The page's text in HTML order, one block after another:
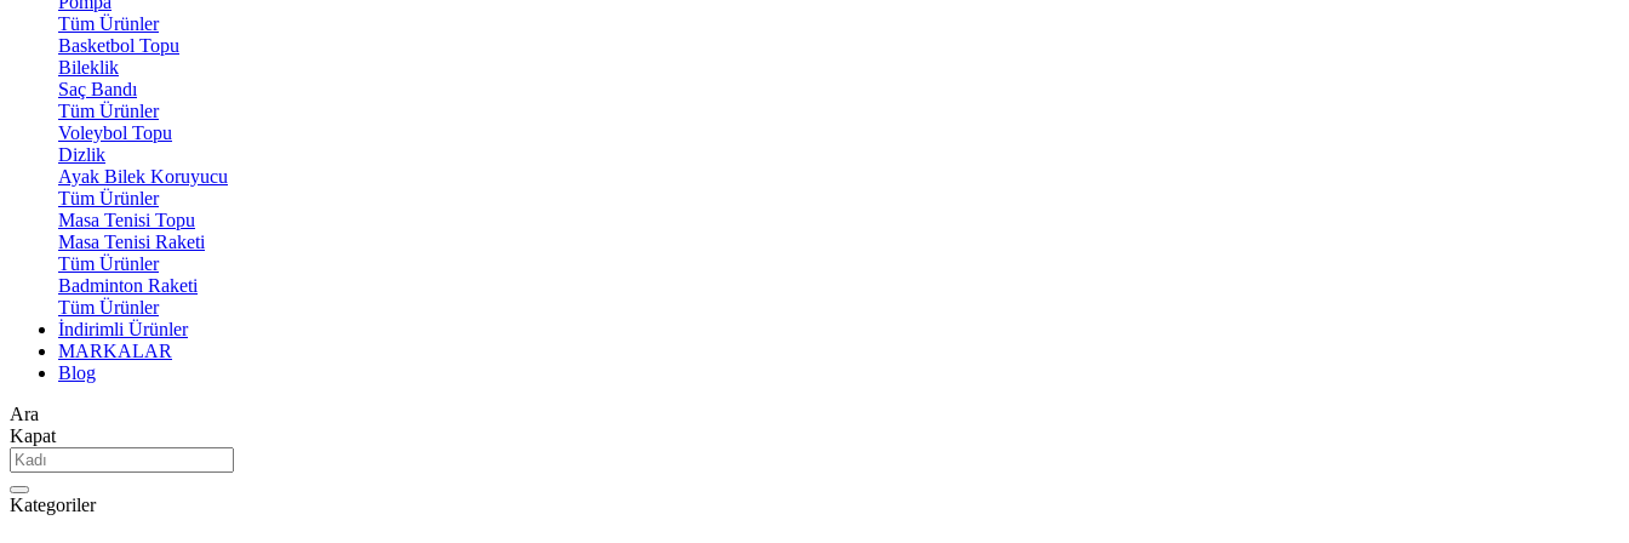
Tüm Ürünler
Basketbol Topu
Bileklik
Saç Bandı
Tüm Ürünler
Voleybol Topu
Dizlik
Ayak Bilek Koruyucu
Tüm Ürünler
Masa Tenisi Topu
Masa Tenisi Raketi
Tüm Ürünler
Badminton Raketi
Tüm Ürünler
İndirimli Ürünler
MARKALAR
Blog
Ara
Kapat
Kategoriler